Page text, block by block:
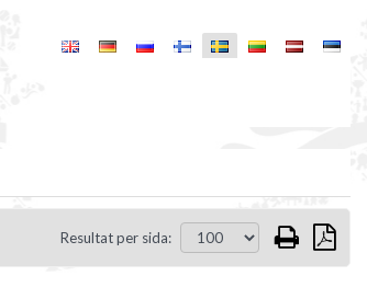
Resultat per sida: